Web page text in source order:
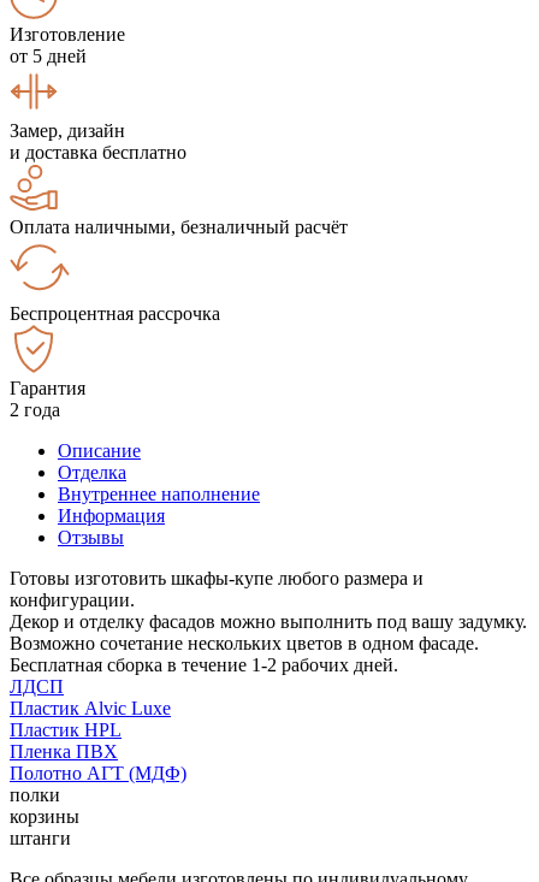
Изготовление
от 5 дней
Замер, дизайн
и доставка бесплатно
Оплата наличными, безналичный расчёт
Беспроцентная рассрочка
Гарантия
2 года
Описание
Отделка
Внутреннее наполнение
Информация
Отзывы
Готовы изготовить шкафы-купе любого размера и
конфигурации.
Декор и отделку фасадов можно выполнить под вашу задумку.
Возможно сочетание нескольких цветов в одном фасаде.
Бесплатная сборка в течение 1-2 рабочих дней.
ЛДСП
Пластик Alvic Luxe
Пластик HPL
Пленка ПВХ
Полотно АГТ (МДФ)
полки
корзины
штанги